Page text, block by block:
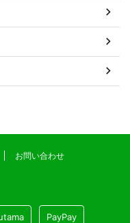
お問い合わせ
PayPay